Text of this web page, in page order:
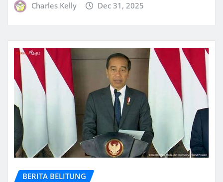
Charles Kelly Dec 31, 2025
BERITA BELITUNG